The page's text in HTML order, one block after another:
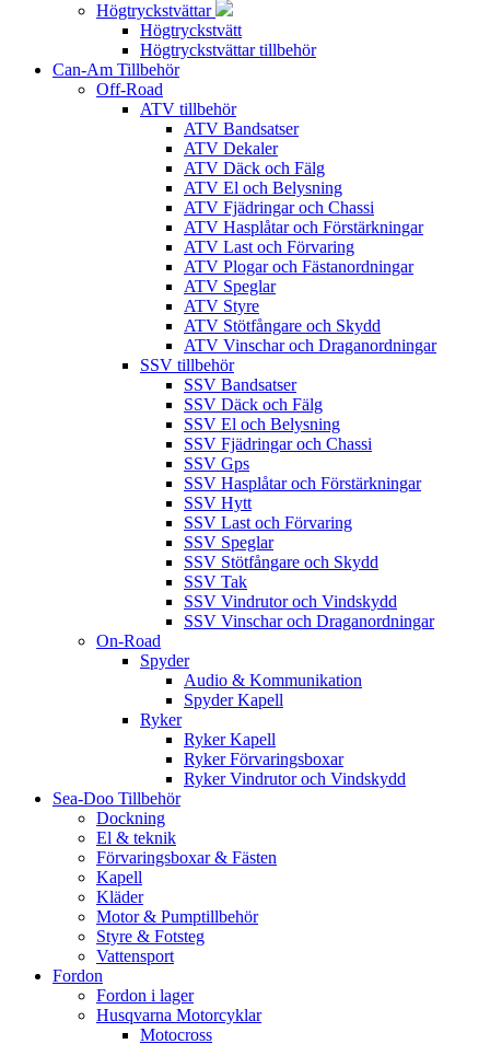
Högtryckstvättar
Högtryckstvätt
Högtryckstvättar tillbehör
Can-Am Tillbehör
Off-Road
ATV tillbehör
ATV Bandsatser
ATV Dekaler
ATV Däck och Fälg
ATV El och Belysning
ATV Fjädringar och Chassi
ATV Hasplåtar och Förstärkningar
ATV Last och Förvaring
ATV Plogar och Fästanordningar
ATV Speglar
ATV Styre
ATV Stötfångare och Skydd
ATV Vinschar och Draganordningar
SSV tillbehör
SSV Bandsatser
SSV Däck och Fälg
SSV El och Belysning
SSV Fjädringar och Chassi
SSV Gps
SSV Hasplåtar och Förstärkningar
SSV Hytt
SSV Last och Förvaring
SSV Speglar
SSV Stötfångare och Skydd
SSV Tak
SSV Vindrutor och Vindskydd
SSV Vinschar och Draganordningar
On-Road
Spyder
Audio & Kommunikation
Spyder Kapell
Ryker
Ryker Kapell
Ryker Förvaringsboxar
Ryker Vindrutor och Vindskydd
Sea-Doo Tillbehör
Dockning
El & teknik
Förvaringsboxar & Fästen
Kapell
Kläder
Motor & Pumptillbehör
Styre & Fotsteg
Vattensport
Fordon
Fordon i lager
Husqvarna Motorcyklar
Motocross